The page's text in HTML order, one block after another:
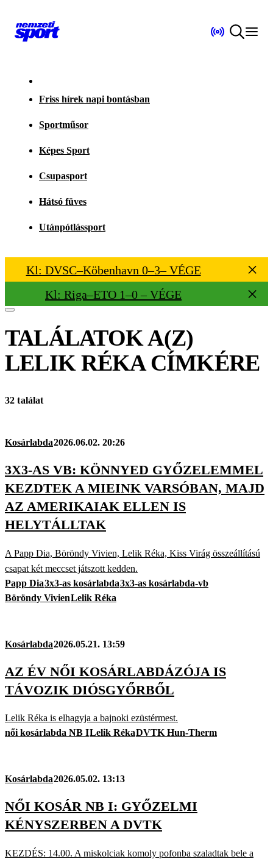
Friss hírek napi bontásban
Sportműsor
Képes Sport
Csupasport
Hátsó füves
Utánpótlássport
Kl: DVSC–Köbenhavn 0–3– VÉGE
Kl: Riga–ETO 1–0 – VÉGE
TALÁLATOK A(Z)
LELIK RÉKACÍMKÉRE
32 találat
Kosárlabda2026.06.02. 20:26
3X3-AS VB: KÖNNYED GYŐZELEMMEL
KEZDTEK A MIEINK VARSÓBAN, MAJD
AZ AMERIKAIAK ELLEN IS
HELYTÁLLTAK
A Papp Dia, Böröndy Vivien, Lelik Réka, Kiss Virág összeállítású
csapat két meccset játszott kedden.
Papp Dia3x3-as kosárlabda3x3-as kosárlabda-vb
Böröndy VivienLelik Réka
Kosárlabda2026.05.21. 13:59
AZ ÉV NŐI KOSÁRLABDÁZÓJA IS
TÁVOZIK DIÓSGYŐRBŐL
Lelik Réka is elhagyja a bajnoki ezüstérmest.
női kosárlabda NB ILelik RékaDVTK Hun-Therm
Kosárlabda2026.05.02. 13:13
NŐI KOSÁR NB I: GYŐZELMI
KÉNYSZERBEN A DVTK
KEZDÉS: 14.00. A miskolciak komoly pofonba szaladtak bele a